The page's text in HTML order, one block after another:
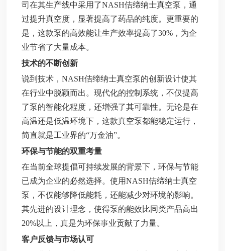
司在其生产线中采用了NASH佶缔纳士真空泵，通
过提升真空度，显著提高了药品的纯度。更重要的
是，这款泵的高效能让生产效率提高了30%，为企
业节省了大量成本。
技术的不断创新
说到技术，NASH佶缔纳士真空泵的创新设计使其
在行业中脱颖而出。现代化的控制系统，不仅提高
了泵的智能化程度，还增强了其可靠性。无论是在
高温还是低温环境下，这款真空泵都能稳定运行，
简直就是工业界的“万金油”。
环保与节能的双重考量
在当前全球提倡可持续发展的背景下，环保与节能
已成为企业的必然选择。使用NASH佶缔纳士真空
泵，不仅能够降低能耗，还能减少对环境的影响。
其先进的设计理念，使得泵的能效比同类产品高出
20%以上，真是为环保事业贡献了力量。
客户反馈与市场认可